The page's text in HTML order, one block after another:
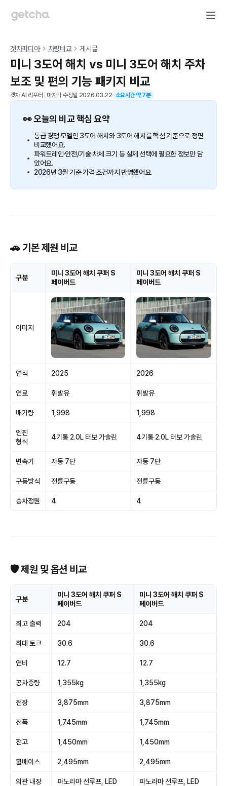
겟차피디아 차량비교 게시글
미니 3도어 해치 vs 미니 3도어 해치 주차
보조 및 편의 기능 패키지 비교
겟차 AI 리포터 마지막 수정일 2026.03.22 소요시간 약7분
👀 오늘의 비교 핵심 요약
동급 경쟁 모델인 3도어 해치와 3도어 해치를 핵심 기준으로 정면
비교했어요.
파워트레인·안전/기술·차체 크기 등 실제 선택에 필요한 정보만 담
았어요.
2026년 3월 기준 가격 조건까지 반영했어요.
🚗 기본 제원 비교
구분
미니 3도어 해치 쿠퍼 S
페이버드
미니 3도어 해치 쿠퍼 S
페이버드
이미지
연식 2025 2026
연료 휘발유 휘발유
배기량 1,998 1,998
엔진
형식
4기통 2.0L 터보 가솔린 4기통 2.0L 터보 가솔린
변속기 자동 7단 자동 7단
구동방식 전륜구동 전륜구동
승차정원 4 4
🛡 제원 및 옵션 비교
구분
미니 3도어 해치 쿠퍼 S
페이버드
미니 3도어 해치 쿠퍼 S
페이버드
최고 출력 204 204
최대 토크 30.6 30.6
연비 12.7 12.7
공차중량 1,355kg 1,355kg
전장 3,875mm 3,875mm
전폭 1,745mm 1,745mm
전고 1,450mm 1,450mm
휠베이스 2,495mm 2,495mm
외관 내장
파노라마 선루프, LED
파노라마 선루프, LED